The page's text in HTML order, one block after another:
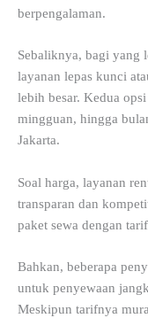
berpengalaman.
Sebaliknya, bagi yang
layanan lepas kunci
lebih besar. Kedua
mingguan, hingga
Jakarta.
Soal harga, layanan
transparan dan
paket sewa dengan
Bahkan, beberapa
untuk penyewaan
Meskipun tarifnya